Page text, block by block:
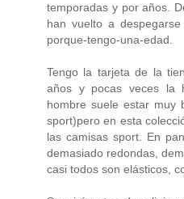
temporadas y por años.
han vuelto a
porque-tengo-una-edad.
Tengo la tarjeta de la
años y pocas veces la
hombre suele estar muy
sport)pero en esta
las camisas sport. En
demasiado redondas,
casi todos son elásticos,